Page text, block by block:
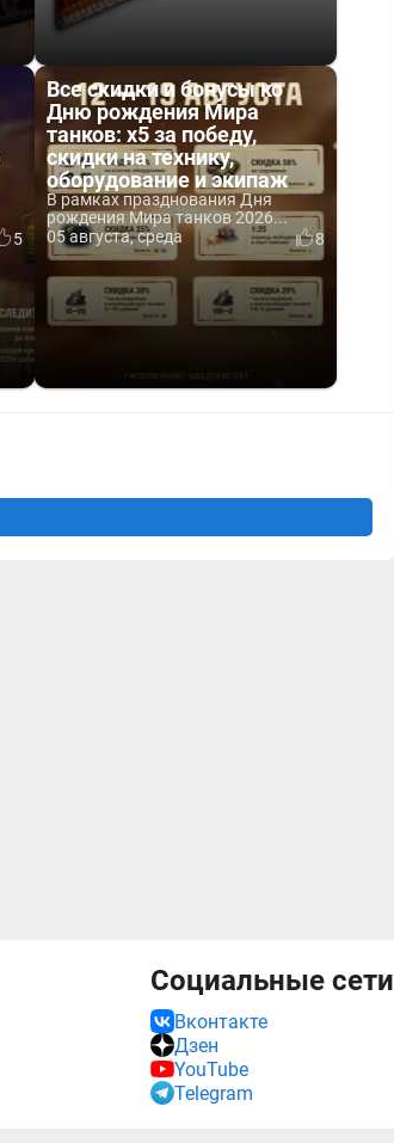
5
Все скидки и бонусы ко
Дню рождения Мира
танков: x5 за победу,
скидки на технику,
оборудование и экипаж
В рамках празднования Дня
рождения Мира танков 2026...
05 августа, среда
8
Социальные сети
Вконтакте
Дзен
YouTube
Telegram